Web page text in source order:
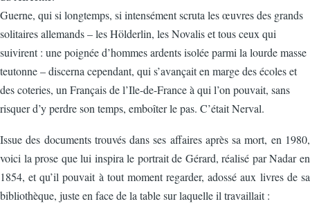
Guerne, qui si longtemps, si intensément scruta les œuvres des grands
solitaires allemands – les Hölderlin, les Novalis et tous ceux qui
suivirent : une poignée d’hommes ardents isolée parmi la lourde masse
teutonne – discerna cependant, qui s’avançait en marge des écoles et
des coteries, un Français de l’Ile-de-France à qui l’on pouvait, sans
risquer d’y perdre son temps, emboîter le pas. C’était Nerval.
Issue des documents trouvés dans ses affaires après sa mort, en 1980,
voici la prose que lui inspira le portrait de Gérard, réalisé par Nadar en
1854, et qu’il pouvait à tout moment regarder, adossé aux livres de sa
bibliothèque, juste en face de la table sur laquelle il travaillait :